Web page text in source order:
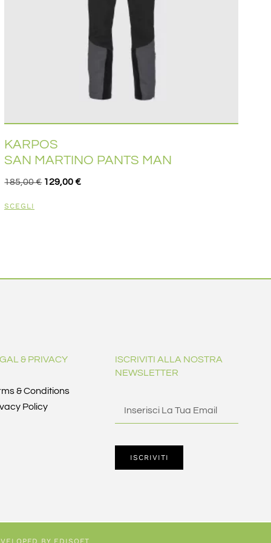
KARPOS
SAN MARTINO PANTS MAN
185,00€ 129,00€
SCEGLI
& PRIVACY
& Conditions
Policy
ISCRIVITI ALLA NOSTRA
NEWSLETTER
ISCRIVITI
BY EDISOFT